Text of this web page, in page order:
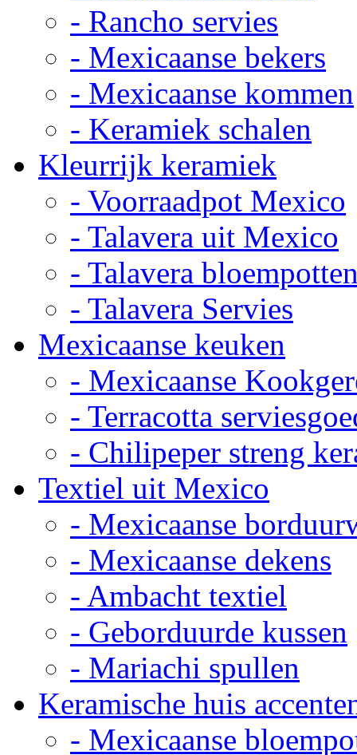
- Rancho servies
- Mexicaanse bekers
- Mexicaanse kommen
- Keramiek schalen
Kleurrijk keramiek
- Voorraadpot Mexico
- Talavera uit Mexico
- Talavera
- Talavera Servies
Mexicaanse keuken
- Mexicaanse
- Terracotta
- Chilipeper streng
Textiel uit Mexico
- Mexicaanse
- Mexicaanse dekens
- Ambacht textiel
- Geborduurde kussen
- Mariachi spullen
Keramische huis
- Mexicaanse